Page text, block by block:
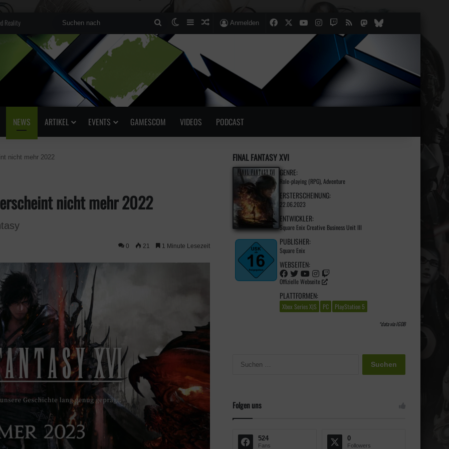
Reality Suchen
nach
Skin umschalten
SidebarZufälliger Artikel
Anmelden Facebook YouTubeInstagram
TwitchRSS Mastodon
NEWS ARTIKEL EVENTS GAMESCOM VIDEOS PODCAST
nicht mehr 2022
nicht mehr 2022
0 21 1 Minute Lesezeit
FINAL FANTASY XVI
GENRE:
Role-playing (RPG), Adventure
ERSTERSCHEINUNG:
22.06.2023
ENTWICKLER:
Square Enix Creative Business Unit III
PUBLISHER:
Square Enix
WEBSEITEN:
Offizielle Webseite
PLATTFORMEN:
Xbox Series X|S PC PlayStation 5
*data viaIGDB
c
Folgen uns
524
Fans
0
Followers